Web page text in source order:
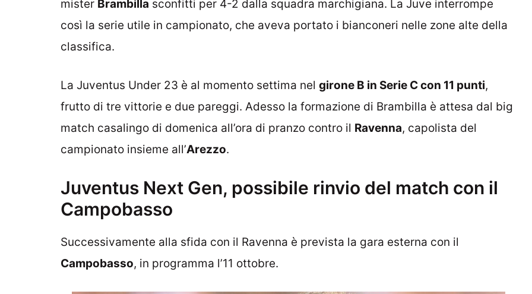
mister Brambilla sconfitti per 4-2 dalla squadra marchigiana. La Juve interrompe
così la serie utile in campionato, che aveva portato i bianconeri nelle zone alte della
classifica.
La Juventus Under 23 è al momento settima nel girone B in Serie C con 11 punti,
frutto di tre vittorie e due pareggi. Adesso la formazione di Brambilla è attesa dal big
match casalingo di domenica all’ora di pranzo contro il Ravenna, capolista del
campionato insieme all’Arezzo.
Juventus Next Gen, possibile rinvio del match con il
Campobasso
Successivamente alla sfida con il Ravenna è prevista la gara esterna con il
Campobasso, in programma l’11 ottobre.